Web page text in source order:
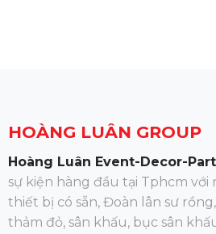
HOÀNG LUÂN GROUP
Hoàng Luân Event-Decor-
sự kiện hàng đầu tại Tphcm
thiết bị có sẵn, Đoàn lân sư
thảm đỏ, sân khấu, bục sân